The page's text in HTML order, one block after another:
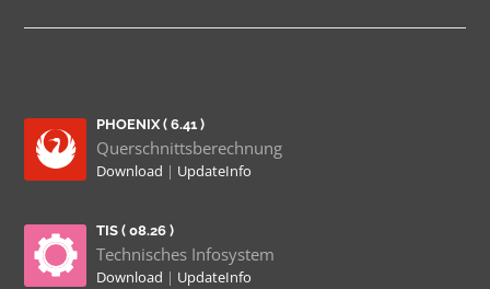
PHOENIX ( 6.41 )
Querschnittsberechnung
Download | UpdateInfo
TIS ( 08.26 )
Technisches Infosystem
Download | UpdateInfo